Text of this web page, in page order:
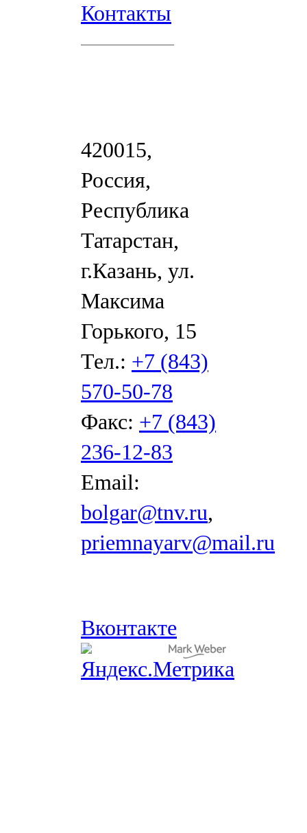
Контакты
420015,
Россия,
Республика
Татарстан,
г.Казань, ул.
Максима
Горького, 15
Тел.: +7 (843)
570-50-78
Факс: +7 (843)
236-12-83
Email:
bolgar@tnv.ru,
priemnayarv@mail.ru
Вконтакте